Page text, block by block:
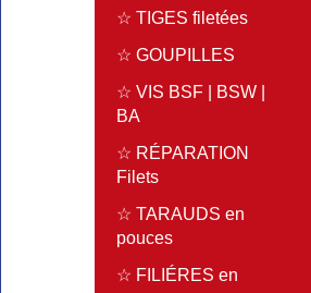
☆ TIGES filetées
☆ GOUPILLES
☆ VIS BSF | BSW |
BA
☆ RÉPARATION
Filets
☆ TARAUDS en
pouces
☆ FILIÉRES en